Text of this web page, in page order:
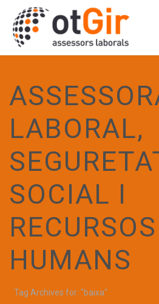
LABORAL,
SOCIAL I
RECURSOS
HUMANS
Tag Archives for: "baixa"